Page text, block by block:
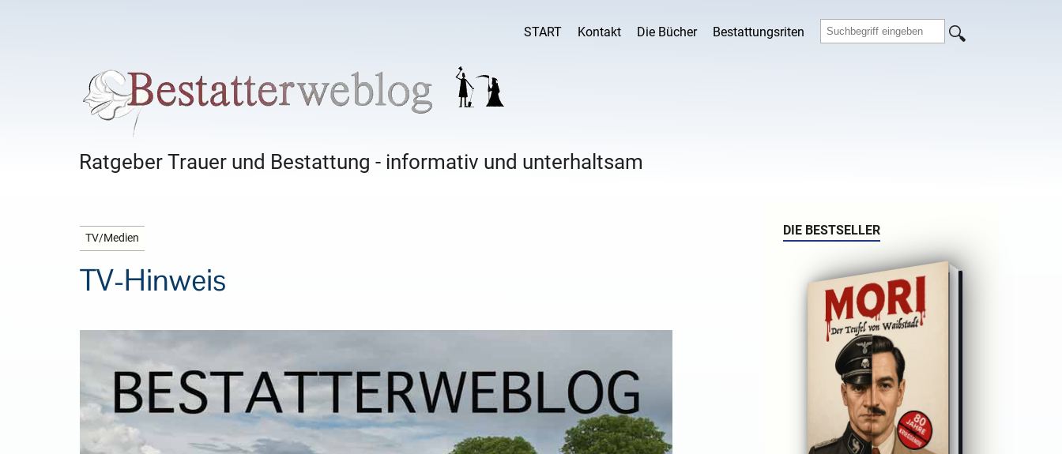
START Kontakt Die Bücher Bestattungsriten
Ratgeber Trauer und Bestattung - informativ und unterhaltsam
TV/Medien
TV-Hinweis
DIE BESTSELLER